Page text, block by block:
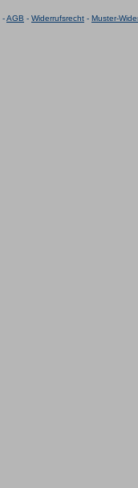
-AGB - Widerrufsrecht - Muster-